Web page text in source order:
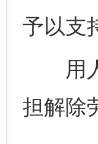
予以支
用人
担解除